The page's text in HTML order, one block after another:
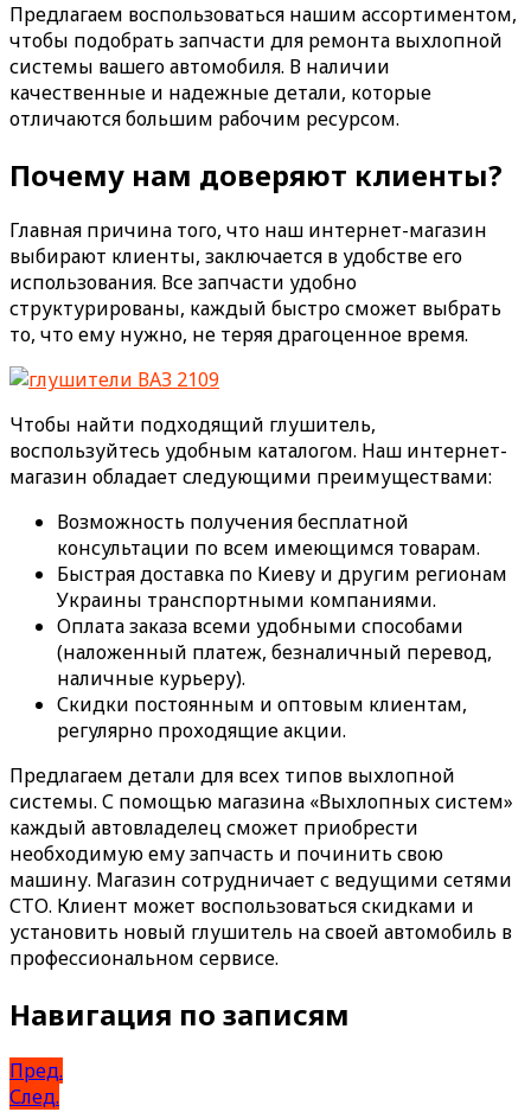
Предлагаем воспользоваться нашим ассортиментом,
чтобы подобрать запчасти для ремонта выхлопной
системы вашего автомобиля. В наличии
качественные и надежные детали, которые
отличаются большим рабочим ресурсом.
Почему нам доверяют клиенты?
Главная причина того, что наш интернет-магазин
выбирают клиенты, заключается в удобстве его
использования. Все запчасти удобно
структурированы, каждый быстро сможет выбрать
то, что ему нужно, не теряя драгоценное время.
Чтобы найти подходящий глушитель,
воспользуйтесь удобным каталогом. Наш интернет-
магазин обладает следующими преимуществами:
Возможность получения бесплатной
консультации по всем имеющимся товарам.
Быстрая доставка по Киеву и другим регионам
Украины транспортными компаниями.
Оплата заказа всеми удобными способами
(наложенный платеж, безналичный перевод,
наличные курьеру).
Скидки постоянным и оптовым клиентам,
регулярно проходящие акции.
Предлагаем детали для всех типов выхлопной
системы. С помощью магазина «Выхлопных систем»
каждый автовладелец сможет приобрести
необходимую ему запчасть и починить свою
машину. Магазин сотрудничает с ведущими сетями
СТО. Клиент может воспользоваться скидками и
установить новый глушитель на своей автомобиль в
профессиональном сервисе.
Навигация по записям
Пред.
След.